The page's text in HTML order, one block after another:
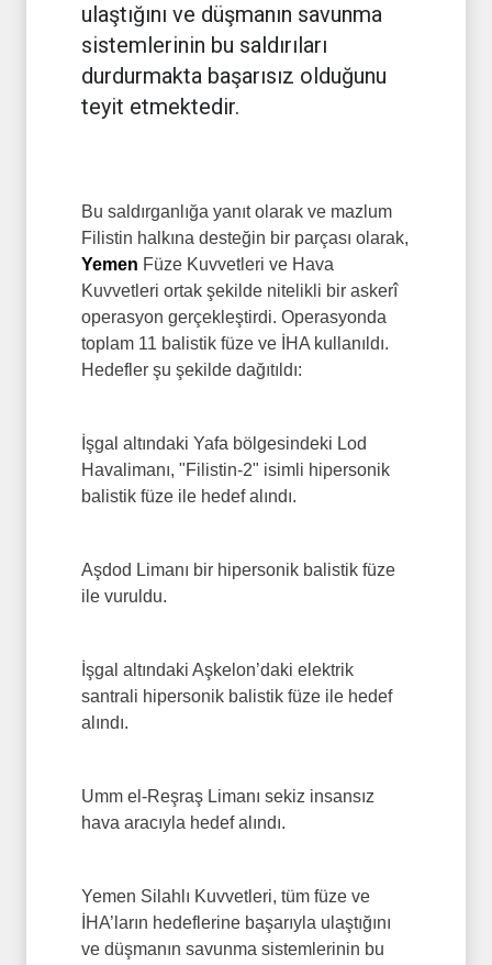
ulaştığını ve düşmanın savunma
sistemlerinin bu saldırıları
durdurmakta başarısız olduğunu
teyit etmektedir.
Bu saldırganlığa yanıt olarak ve mazlum
Filistin halkına desteğin bir parçası olarak,
Yemen Füze Kuvvetleri ve Hava
Kuvvetleri ortak şekilde nitelikli bir askerî
operasyon gerçekleştirdi. Operasyonda
toplam 11 balistik füze ve İHA kullanıldı.
Hedefler şu şekilde dağıtıldı:
İşgal altındaki Yafa bölgesindeki Lod
Havalimanı, "Filistin-2" isimli hipersonik
balistik füze ile hedef alındı.
Aşdod Limanı bir hipersonik balistik füze
ile vuruldu.
İşgal altındaki Aşkelon’daki elektrik
santrali hipersonik balistik füze ile hedef
alındı.
Umm el-Reşraş Limanı sekiz insansız
hava aracıyla hedef alındı.
Yemen Silahlı Kuvvetleri, tüm füze ve
İHA’ların hedeflerine başarıyla ulaştığını
ve düşmanın savunma sistemlerinin bu